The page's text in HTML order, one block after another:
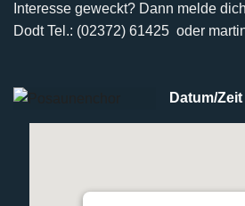
Interesse geweckt? Dann melde
Dodt Tel.: (02372) 61425 oder
Datum/Zeit